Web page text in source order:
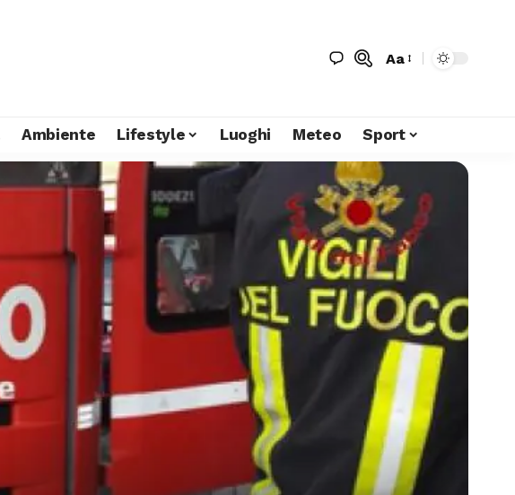
Aa
Ambiente Lifestyle Luoghi Meteo Sport